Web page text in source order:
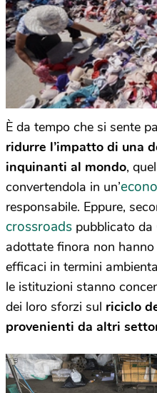
È da tempo che si sente
ridurre l’impatto di una
inquinanti al mondo,
convertendola in un’
responsabile. Eppure,
crossroads pubblicato da
adottate finora non
efficaci in termini
le istituzioni stanno
dei loro sforzi sul riciclo
provenienti da altri